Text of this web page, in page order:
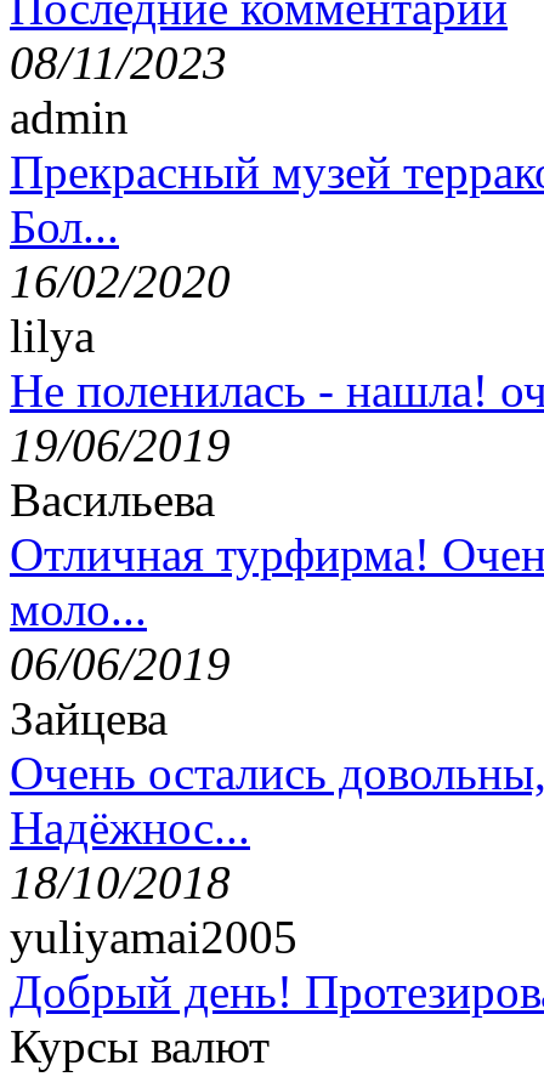
08/11/2023
admin
Прекрасный музей
Бол...
16/02/2020
lilya
Не поленилась - нашла!
19/06/2019
Васильева
Отличная турфирма!
моло...
06/06/2019
Зайцева
Очень остались
Надёжнос...
18/10/2018
yuliyamai2005
Добрый день!
Курсы валют